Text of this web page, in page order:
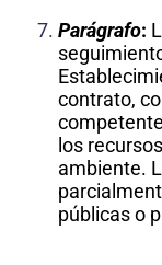
Parágrafo:
contrato,
los
ambiente.
públicas o